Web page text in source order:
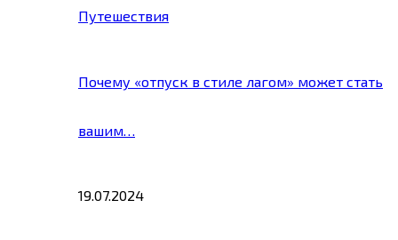
Путешествия
Почему «отпуск в стиле лагом» может стать
вашим…
19.07.2024